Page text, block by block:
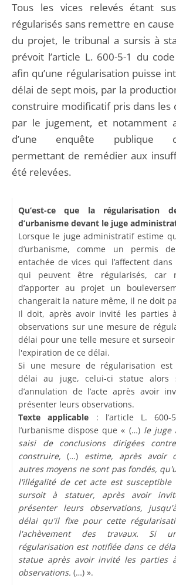
Tous les vices relevés étant
régularisés sans remettre en
du projet, le tribunal a sursis à
prévoit l’article L. 600-5-1 du
afin qu’une régularisation puisse
délai de sept mois, par la
construire modificatif pris dans les
par le jugement, et notamment
d’une enquête publique
permettant de remédier aux
été relevées.
Qu’est-ce que la régularisation
d’urbanisme devant le juge
Lorsque le juge administratif estime
d’urbanisme, comme un permis
entachée de vices qui l’affectent
qui peuvent être régularisés, car
d’apporter au projet un
changerait la nature même, il ne doit
Il doit, après avoir invité les parties
observations sur une mesure de
délai pour une telle mesure et
l'expiration de ce délai.
Si une mesure de régularisation
délai au juge, celui-ci statue alors
d’annulation de l’acte après avoir
présenter leurs observations.
Texte applicable : l’article L.
l’urbanisme dispose que « (…) le juge
saisi de conclusions dirigées
construire, (…) estime, après avoir
autres moyens ne sont pas fondés,
l'illégalité de cet acte est susceptible
sursoit à statuer, après avoir
présenter leurs observations,
délai qu'il fixe pour cette
l'achèvement des travaux. Si
régularisation est notifiée dans ce
statue après avoir invité les parties
observations. (…) ».